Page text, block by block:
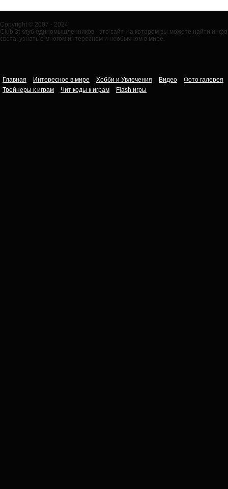
Copyright © 2007 - 2024
Club 3t клуб единомышленников - это сайт, на котором вы можете найти
света, узнать о многом интересном и необычном в мире.
Главная Интересное в мире Хобби и Увлечения Видео
Фото галерея
Трейнеры к играм
Чит коды к играм Flash игры